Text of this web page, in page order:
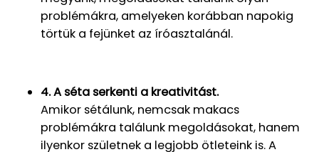
problémákra, amelyeken korábban napokig
törtük a fejünket az íróasztalánál.
4. A séta serkenti a kreativitást.
Amikor sétálunk, nemcsak makacs
problémákra találunk megoldásokat, hanem
ilyenkor születnek a legjobb ötleteink is. A